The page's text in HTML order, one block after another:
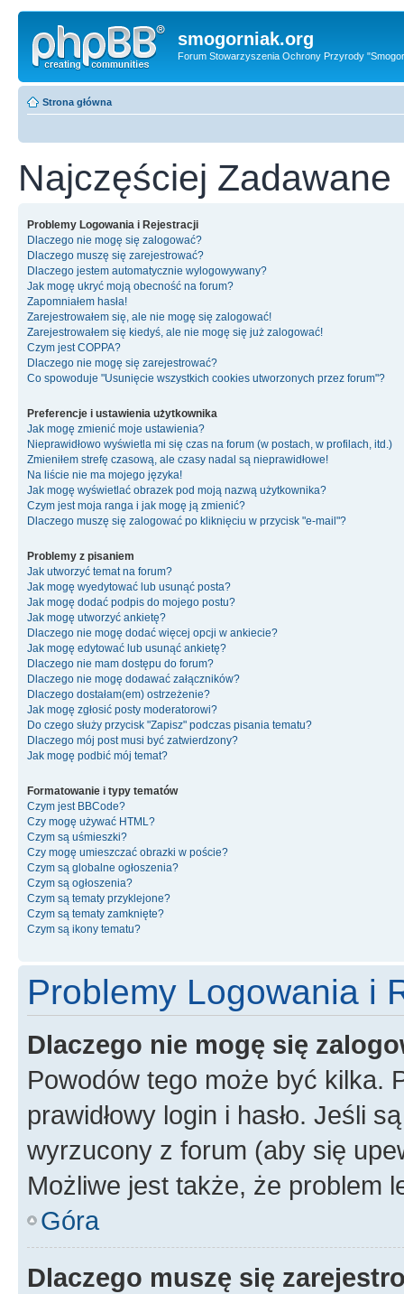
smogorniak.org
Forum Stowarzyszenia Ochrony Przyrody
Strona główna
Najczęściej Zadawane
Problemy Logowania i Rejestracji
Dlaczego nie mogę się zalogować?
Dlaczego muszę się zarejestrować?
Dlaczego jestem automatycznie wylogowywany?
Jak mogę ukryć moją obecność na forum?
Zapomniałem hasła!
Zarejestrowałem się, ale nie mogę się zalogować!
Zarejestrowałem się kiedyś, ale nie mogę się już zalogować!
Czym jest COPPA?
Dlaczego nie mogę się zarejestrować?
Co spowoduje "Usunięcie wszystkich cookies utworzonych przez forum"?
Preferencje i ustawienia użytkownika
Jak mogę zmienić moje ustawienia?
Nieprawidłowo wyświetla mi się czas na forum (w postach, w profilach, itd.)
Zmieniłem strefę czasową, ale czasy nadal są nieprawidłowe!
Na liście nie ma mojego języka!
Jak mogę wyświetlać obrazek pod moją nazwą użytkownika?
Czym jest moja ranga i jak mogę ją zmienić?
Dlaczego muszę się zalogować po kliknięciu w przycisk "e-mail"?
Problemy z pisaniem
Jak utworzyć temat na forum?
Jak mogę wyedytować lub usunąć posta?
Jak mogę dodać podpis do mojego postu?
Jak mogę utworzyć ankietę?
Dlaczego nie mogę dodać więcej opcji w ankiecie?
Jak mogę edytować lub usunąć ankietę?
Dlaczego nie mam dostępu do forum?
Dlaczego nie mogę dodawać załączników?
Dlaczego dostałam(em) ostrzeżenie?
Jak mogę zgłosić posty moderatorowi?
Do czego służy przycisk "Zapisz" podczas pisania tematu?
Dlaczego mój post musi być zatwierdzony?
Jak mogę podbić mój temat?
Formatowanie i typy tematów
Czym jest BBCode?
Czy mogę używać HTML?
Czym są uśmieszki?
Czy mogę umieszczać obrazki w poście?
Czym są globalne ogłoszenia?
Czym są ogłoszenia?
Czym są tematy przyklejone?
Czym są tematy zamknięte?
Czym są ikony tematu?
Problemy Logowania i
Dlaczego nie mogę się
Powodów tego może być kilka.
prawidłowy login i hasło. Jeśli
wyrzucony z forum (aby się
Możliwe jest także, że problem
Góra
Dlaczego muszę się